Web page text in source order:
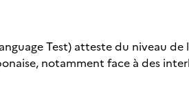
Test) atteste du niveau de
notamment face à des